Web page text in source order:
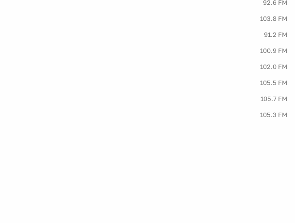
92.6 FM
103.8 FM
91.2 FM
100.9 FM
102.0 FM
105.5 FM
105.7 FM
105.3 FM